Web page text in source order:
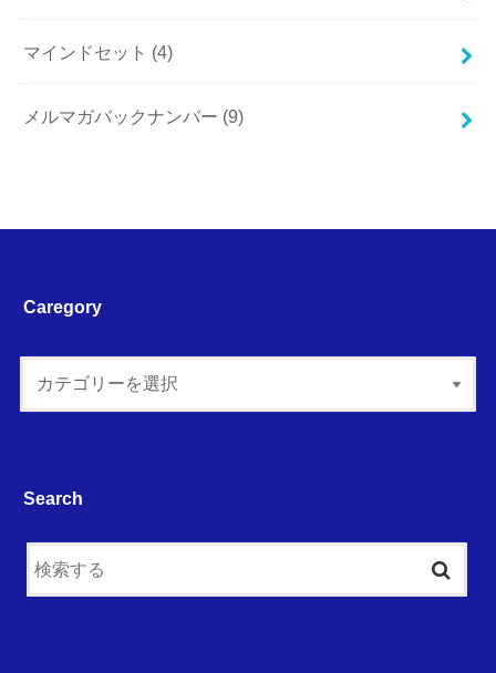
マインドセット (4)
メルマガバックナンバー (9)
Caregory
Search